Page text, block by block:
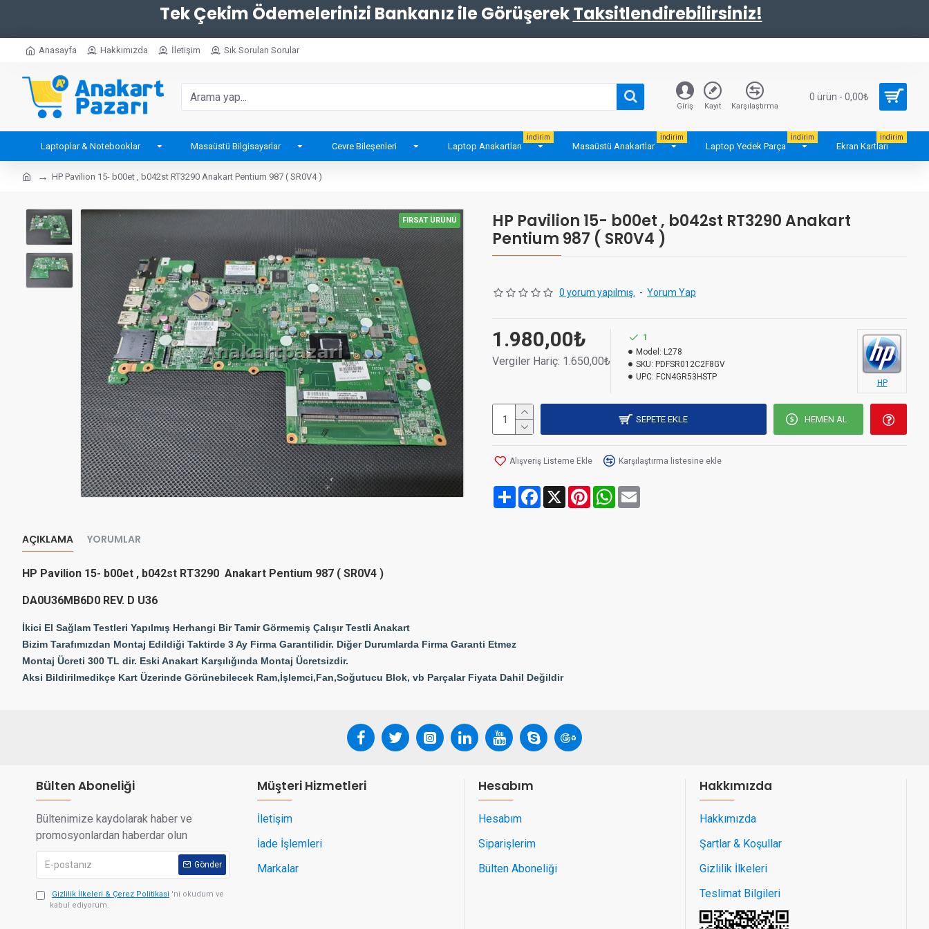
Tek Çekim Ödemelerinizi Bankanız ile GörüşerekTaksitlendirebilirsiniz!
Anasayfa Hakkımızda İletişim Sık Sorulan Sorular
Giriş Kayıt Karşılaştırma
0 ürün - 0,00₺
Laptoplar & Notebooklar Masaüstü Bilgisayarlar Cevre Bileşenleri Laptop Anakartları
İndirim
Masaüstü Anakartlar
İndirim
Laptop Yedek Parça
İndirim
Ekran Kartları
İndirim
HP Pavilion 15- b00et , b042st RT3290 Anakart Pentium 987 ( SR0V4 )
FIRSAT ÜRÜNÜ
HP Pavilion 15- b00et , b042st RT3290 Anakart
Pentium 987 ( SR0V4 )
0 yorum yapılmış. - Yorum Yap
1.980,00₺
Vergiler Hariç: 1.650,00₺
1
Model: L278
SKU: PDFSR012C2F8GV
UPC: FCN4GR53HSTP
HP
SEPETE EKLE HEMEN AL
Alışveriş Listeme Ekle Karşılaştırma listesine ekle
Share Facebook
X PinterestWhatsApp
AÇIKLAMA YORUMLAR
HP Pavilion 15- b00et , b042st RT3290 Anakart Pentium 987 ( SR0V4 )
DA0U36MB6D0 REV. D U36
İkici El Sağlam Testleri Yapılmış Herhangi Bir Tamir Görmemiş Çalışır Testli Anakart
Bizim Tarafımızdan Montaj Edildiği Taktirde 3 Ay Firma Garantilidir. Diğer Durumlarda Firma Garanti Etmez
Montaj Ücreti 300 TL dir. Eski Anakart Karşılığında Montaj Ücretsizdir.
Aksi Bildirilmedikçe Kart Üzerinde Görünebilecek Ram,İşlemci,Fan,Soğutucu Blok, vb Parçalar Fiyata Dahil Değildir
Bülten Aboneliği
Bültenimize kaydolarak haber ve
promosyonlardan haberdar olun
Gönder
Gizlilik İlkeleri & Çerez Politikasi 'ni okudum ve
kabul ediyorum.
Müşteri Hizmetleri
İletişim
İade İşlemleri
Markalar
Hesabım
Hesabım
Siparişlerim
Bülten Aboneliği
Hakkımızda
Hakkımızda
Şartlar & Koşullar
Gizlilik İlkeleri
Teslimat Bilgileri